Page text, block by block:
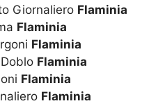
Giornaliero Flaminia
Flaminia
Flaminia
Flaminia
Flaminia
Flaminia